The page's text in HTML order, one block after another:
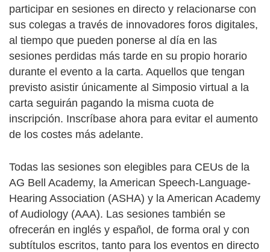
participar en sesiones en directo y relacionarse con
sus colegas a través de innovadores foros digitales,
al tiempo que pueden ponerse al día en las
sesiones perdidas más tarde en su propio horario
durante el evento a la carta. Aquellos que tengan
previsto asistir únicamente al Simposio virtual a la
carta seguirán pagando la misma cuota de
inscripción. Inscríbase ahora para evitar el aumento
de los costes más adelante.
Todas las sesiones son elegibles para CEUs de la
AG Bell Academy, la American Speech-Language-
Hearing Association (ASHA) y la American Academy
of Audiology (AAA). Las sesiones también se
ofrecerán en inglés y español, de forma oral y con
subtítulos escritos, tanto para los eventos en directo